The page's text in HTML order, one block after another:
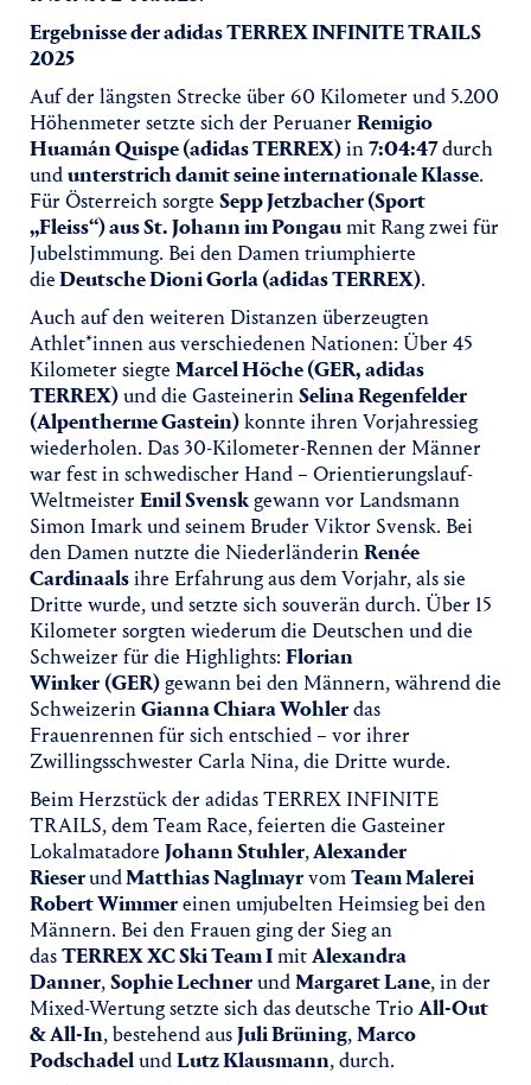
Ergebnisse der adidas TERREX INFINITE TRAILS
2025
Auf der längsten Strecke über 60 Kilometer und 5.200
Höhenmeter setzte sich der Peruaner Remigio
Huamán Quispe (adidas TERREX)in7:04:47durch
undunterstrich damit seine internationale Klasse.
Für Österreich sorgte Sepp Jetzbacher (Sport
„Fleiss“) aus St. Johann im Pongaumit Rang zwei für
Jubelstimmung. Bei den Damen triumphierte
dieDeutsche Dioni Gorla (adidas TERREX).
Auch auf den weiteren Distanzen überzeugten
Athlet*innen aus verschiedenen Nationen: Über 45
Kilometer siegte Marcel Höche (GER, adidas
TERREX)und die GasteinerinSelina Regenfelder
(Alpentherme Gastein)konnte ihren Vorjahressieg
wiederholen. Das 30-Kilometer-Rennen der Männer
war fest in schwedischer Hand – Orientierungslauf-
Weltmeister Emil Svenskgewann vor Landsmann
Simon Imark und seinem Bruder Viktor Svensk. Bei
den Damen nutzte die NiederländerinRenée
Cardinaalsihre Erfahrung aus dem Vorjahr, als sie
Dritte wurde, und setzte sich souverän durch. Über 15
Kilometer sorgten wiederum die Deutschen und die
Schweizer für die Highlights: Florian
Winker(GER)gewann bei den Männern, während die
SchweizerinGianna Chiara Wohlerdas
Frauenrennen für sich entschied – vor ihrer
Zwillingsschwester Carla Nina, die Dritte wurde.
Beim Herzstück der adidas TERREX INFINITE
TRAILS, dem Team Race, feierten die Gasteiner
Lokalmatadore Johann Stuhler,Alexander
RieserundMatthias NaglmayrvomTeam Malerei
Robert Wimmereinen umjubelten Heimsieg bei den
Männern. Bei den Frauen ging der Sieg an
dasTERREX XC Ski Team ImitAlexandra
Danner,Sophie LechnerundMargaret Lane, in der
Mixed-Wertung setzte sich das deutsche TrioAll-Out
& All-In, bestehend ausJuli Brüning,Marco
PodschadelundLutz Klausmann, durch.